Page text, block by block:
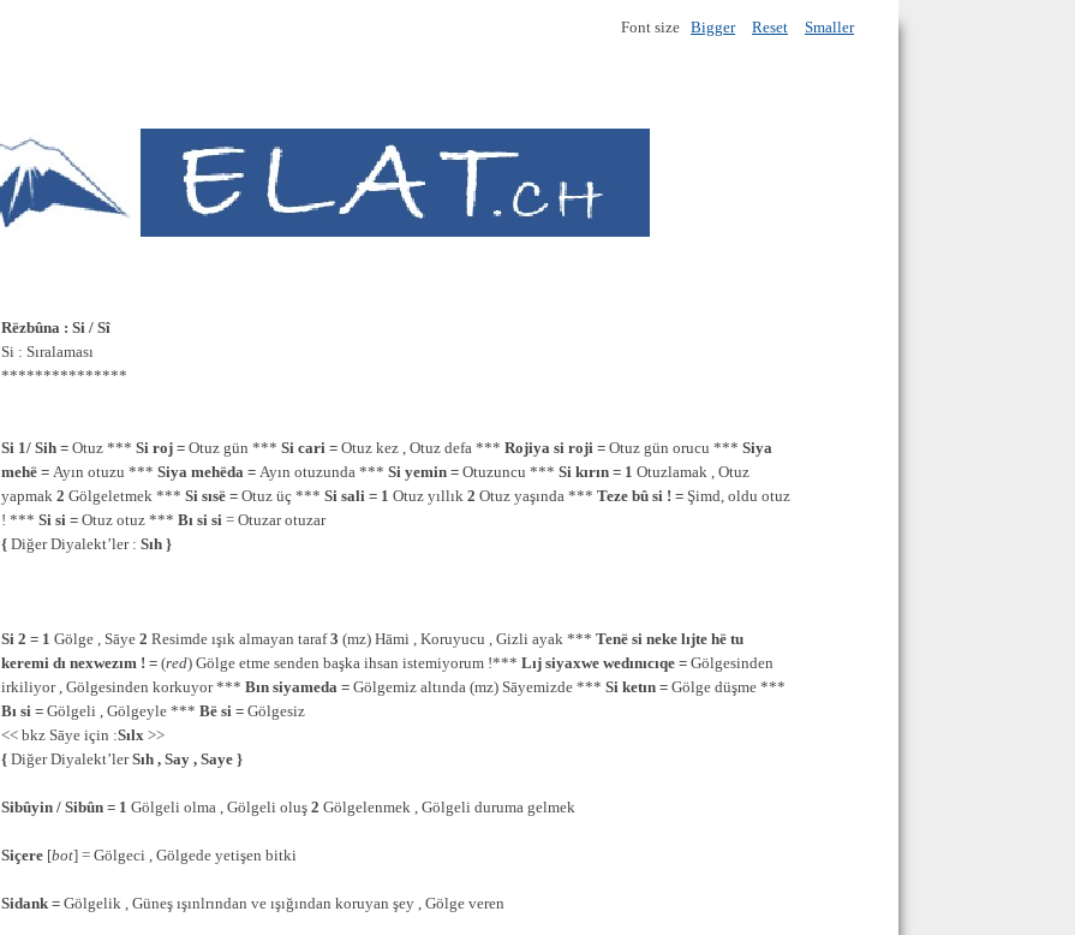
Font size Bigger Reset Smaller
Rëzbûna : Si / Sî
Si : Sıralaması
***************
Si 1/ Sih = Otuz *** Si roj =Otuz gün *** Si cari = Otuz kez , Otuz defa *** Rojiya si roji = Otuz gün orucu *** Siya
mehë = Ayın otuzu *** Siya mehëda = Ayın otuzunda *** Si yemin = Otuzuncu *** Si kırın = 1 Otuzlamak , Otuz
yapmak2 Gölgeletmek *** Si sısë =Otuz üç *** Si sali = 1 Otuz yıllık 2 Otuz yaşında *** Teze bû si ! =Şimd, oldu otuz
! *** Si si =Otuz otuz *** Bı si si= Otuzar otuzar
{ Diğer Diyalekt’ler : Sıh }
Si 2 = 1 Gölge , Sāye 2 Resimde ışık almayan taraf3 (mz) Hāmi , Koruyucu , Gizli ayak *** Tenë si neke lıjte hë tu
keremi dı nexwezım ! = (red) Gölge etme senden başka ihsan istemiyorum !*** Lıj siyaxwe wedınıcıqe =Gölgesinden
irkiliyor , Gölgesinden korkuyor *** Bın siyameda =Gölgemiz altında (mz) Sāyemizde *** Si ketın = Gölge düşme ***
Bı si =Gölgeli , Gölgeyle *** Bë si = Gölgesiz
<< bkz Sāye için :Sılx>>
{ Diğer Diyalekt’lerSıh , Say , Saye }
Sibûyin / Sibûn = 1 Gölgeli olma , Gölgeli oluş 2 Gölgelenmek , Gölgeli duruma gelmek
Siçere[bot] = Gölgeci , Gölgede yetişen bitki
Sidank = Gölgelik , Güneş ışınlrından ve ışığından koruyan şey , Gölge veren